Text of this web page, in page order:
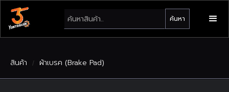
สินค้า / ผ้าเบรค (Brake Pad)